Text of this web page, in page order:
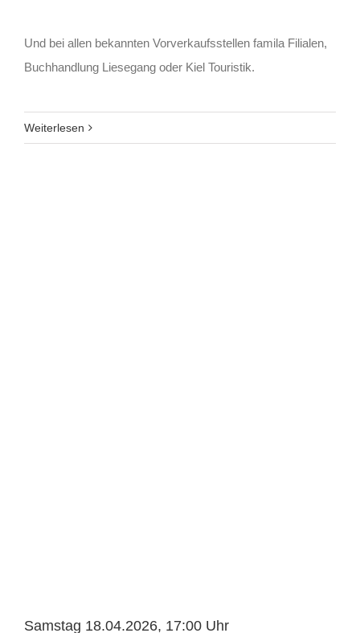
Und bei allen bekannten Vorverkaufsstellen famila Filialen,
Buchhandlung Liesegang oder Kiel Touristik.
Weiterlesen
Samstag 18.04.2026, 17:00 Uhr